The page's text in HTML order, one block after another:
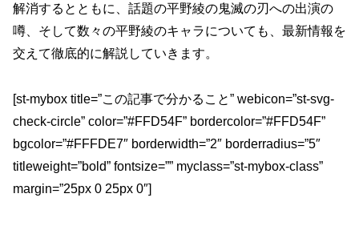
解消するとともに、話題の平野綾の鬼滅の刃への出演の
噂、そして数々の平野綾のキャラについても、最新情報を
交えて徹底的に解説していきます。
[st-mybox title=”この記事で分かること” webicon=”st-svg-
check-circle” color=”#FFD54F” bordercolor=”#FFD54F”
bgcolor=”#FFFDE7″ borderwidth=”2″ borderradius=”5″
titleweight=”bold” fontsize=”” myclass=”st-mybox-class”
margin=”25px 0 25px 0″]